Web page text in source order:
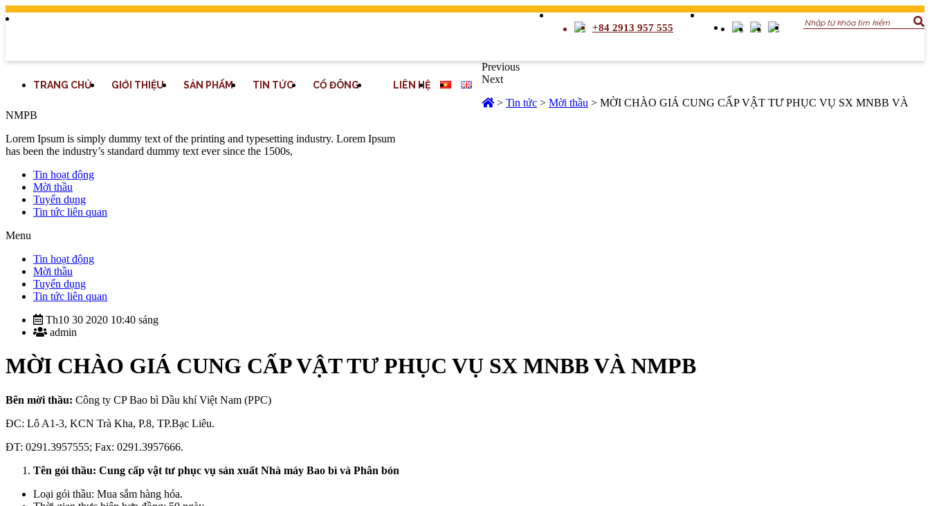
+84 2913 957 555
TRANG CHỦ GIỚI THIỆU SẢN PHẨM TIN TỨC CỔ ĐÔNG LIÊN HỆ
Previous
Next
> Tin tức > Mời thầu > MỜI CHÀO GIÁ CUNG CẤP VẬT TƯ PHỤC VỤ SX MNBB VÀ
NMPB
Lorem Ipsum is simply dummy text of the printing and typesetting industry. Lorem Ipsum
has been the industry’s standard dummy text ever since the 1500s,
Tin hoạt động
Mời thầu
Tuyển dụng
Tin tức liên quan
Menu
Tin hoạt động
Mời thầu
Tuyển dụng
Tin tức liên quan
Th10 30 2020 10:40 sáng
admin
MỜI CHÀO GIÁ CUNG CẤP VẬT TƯ PHỤC VỤ SX MNBB VÀ NMPB
Bên mời thầu: Công ty CP Bao bì Dầu khí Việt Nam (PPC)
ĐC: Lô A1-3, KCN Trà Kha, P.8, TP.Bạc Liêu.
ĐT: 0291.3957555; Fax: 0291.3957666.
Tên gói thầu: Cung cấp vật tư phục vụ sản xuất Nhà máy Bao bì và Phân bón
Loại gói thầu: Mua sắm hàng hóa.